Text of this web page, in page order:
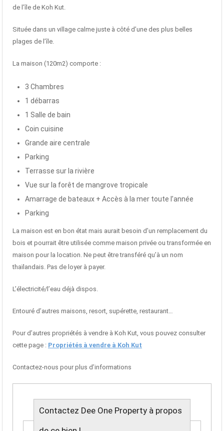
de l’île de Koh Kut.
Située dans un village calme juste à côté d’une des plus belles
plages de l’île.
La maison (120m2) comporte :
3 Chambres
1 débarras
1 Salle de bain
Coin cuisine
Grande aire centrale
Parking
Terrasse sur la rivière
Vue sur la forêt de mangrove tropicale
Amarrage de bateaux + Accès à la mer toute l’année
Parking
La maison est en bon état mais aurait besoin d’un remplacement du
bois et pourrait être utilisée comme maison privée ou transformée en
maison pour la location. Ne peut être transféré qu’à un nom
thaïlandais. Pas de loyer à payer.
L’électricité/l’eau déjà dispos.
Entouré d’autres maisons, resort, supérette, restaurant…
Pour d’autres propriétés à vendre à Koh Kut, vous pouvez consulter
cette page : Propriétés à vendre à Koh Kut
Contactez-nous pour plus d’informations
Contactez Dee One Property à propos